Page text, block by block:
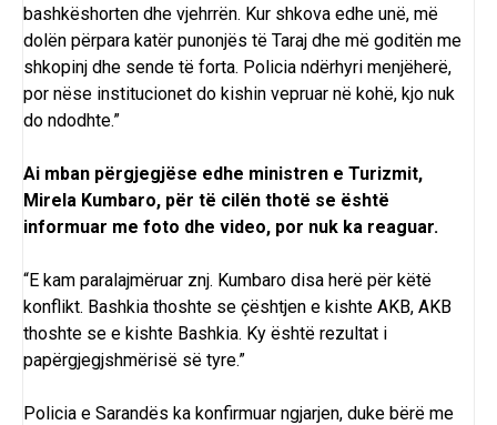
bashkëshorten dhe vjehrrën. Kur shkova edhe unë, më
dolën përpara katër punonjës të Taraj dhe më goditën me
shkopinj dhe sende të forta. Policia ndërhyri menjëherë,
por nëse institucionet do kishin vepruar në kohë, kjo nuk
do ndodhte.”
Ai mban përgjegjëse edhe ministren e Turizmit,
Mirela Kumbaro, për të cilën thotë se është
informuar me foto dhe video, por nuk ka reaguar.
“E kam paralajmëruar znj. Kumbaro disa herë për këtë
konflikt. Bashkia thoshte se çështjen e kishte AKB, AKB
thoshte se e kishte Bashkia. Ky është rezultat i
papërgjegjshmërisë së tyre.”
Policia e Sarandës ka konfirmuar ngjarjen, duke bërë me